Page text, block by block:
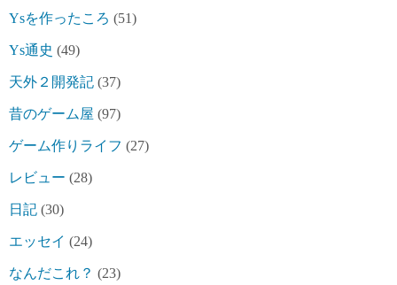
Ysを作ったころ (51)
Ys通史 (49)
天外２開発記 (37)
昔のゲーム屋 (97)
ゲーム作りライフ (27)
レビュー (28)
日記 (30)
エッセイ (24)
なんだこれ？ (23)